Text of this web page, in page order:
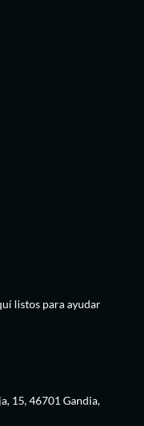
listos para ayudar
15, 46701 Gandia,